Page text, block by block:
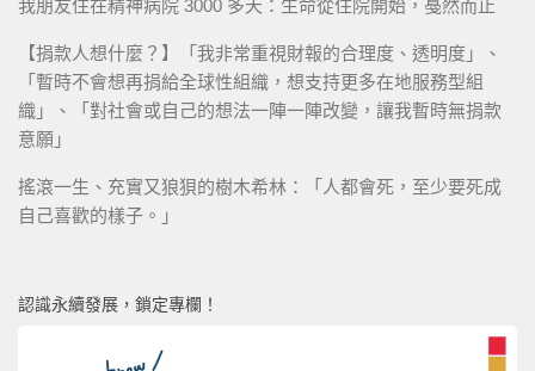
我朋友住在精神病院 3000 多天：生命從住院開始，戞然而止
【捐款人想什麼？】「我非常重視財報的合理度、透明度」、
「暫時不會想再捐給全球性組織，想支持更多在地服務型組
織」、「對社會或自己的想法一陣一陣改變，讓我暫時無捐款
意願」
搖滾一生、充實又狼狽的樹木希林：「人都會死，至少要死成
自己喜歡的樣子。」
認識永續發展，鎖定專欄！